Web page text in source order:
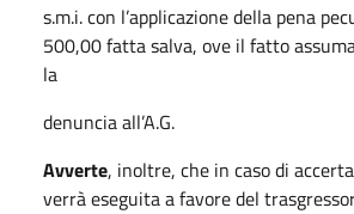
s.m.i. con l’applicazione della pena
500,00 fatta salva, ove il fatto
la
denuncia all’A.G.
Avverte, inoltre, che in caso di
verrà eseguita a favore del